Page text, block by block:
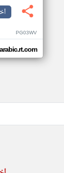
PG03WV
arabic.rt.com